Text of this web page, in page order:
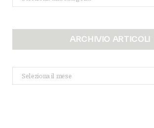
ARCHIVIO ARTICOLI
Archivio
Articoli